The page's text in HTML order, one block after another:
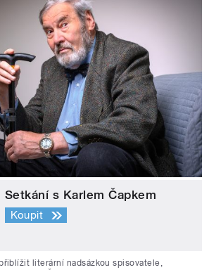
Setkání s Karlem Čapkem
Koupit
literární nadsázkou spisovatele,